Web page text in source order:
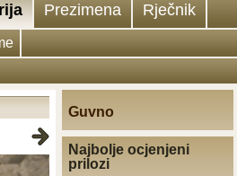
Prezimena Rječnik
Guvno
Najbolje ocjenjeni
prilozi